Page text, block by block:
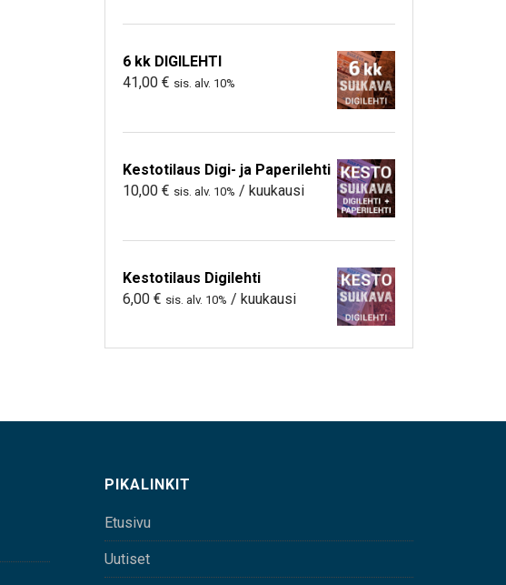
6 kk DIGILEHTI
41,00 € sis. alv. 10%
Kestotilaus Digi- ja Paperilehti
10,00 € sis. alv. 10% / kuukausi
Kestotilaus Digilehti
6,00 € sis. alv. 10% / kuukausi
PIKALINKIT
Etusivu
Uutiset